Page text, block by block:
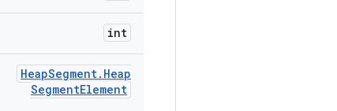
int
HeapSegment. Heap
SegmentElement